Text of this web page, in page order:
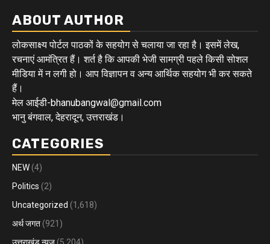
ABOUT AUTHOR
लोकसाक्ष्य पोर्टल पाठकों के सहयोग से चलाया जा रहा है। इसमें लेख,
रचनाएं आमंत्रित हैं। शर्त है कि आपकी भेजी सामग्री पहले किसी सोशल
मीडिया में न लगी हो। आप विज्ञापन व अन्य आर्थिक सहयोग भी कर सकते
हैं।
मेल आईडी-bhanubangwal@gmail.com
भानु बंगवाल, देहरादून, उत्तराखंड।
CATEGORIES
NEW (4)
Politics (2)
Uncategorized (1,618)
अर्थ जगत (921)